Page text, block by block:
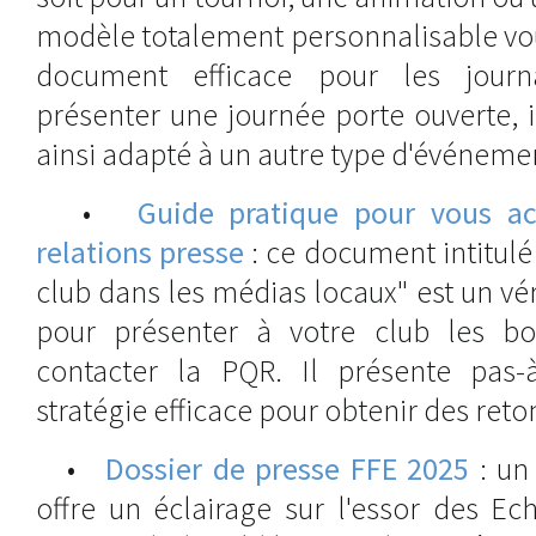
modèle totalement personnalisable
document efficace pour les
présenter une journée porte
ainsi adapté à un autre type
• Guide pratique pour vous
relations presse : ce document
club dans les médias locaux" est un
pour présenter à votre club les
contacter la PQR. Il présente
stratégie efficace pour obtenir des
• Dossier de presse FFE 2025 :
offre un éclairage sur l'essor des